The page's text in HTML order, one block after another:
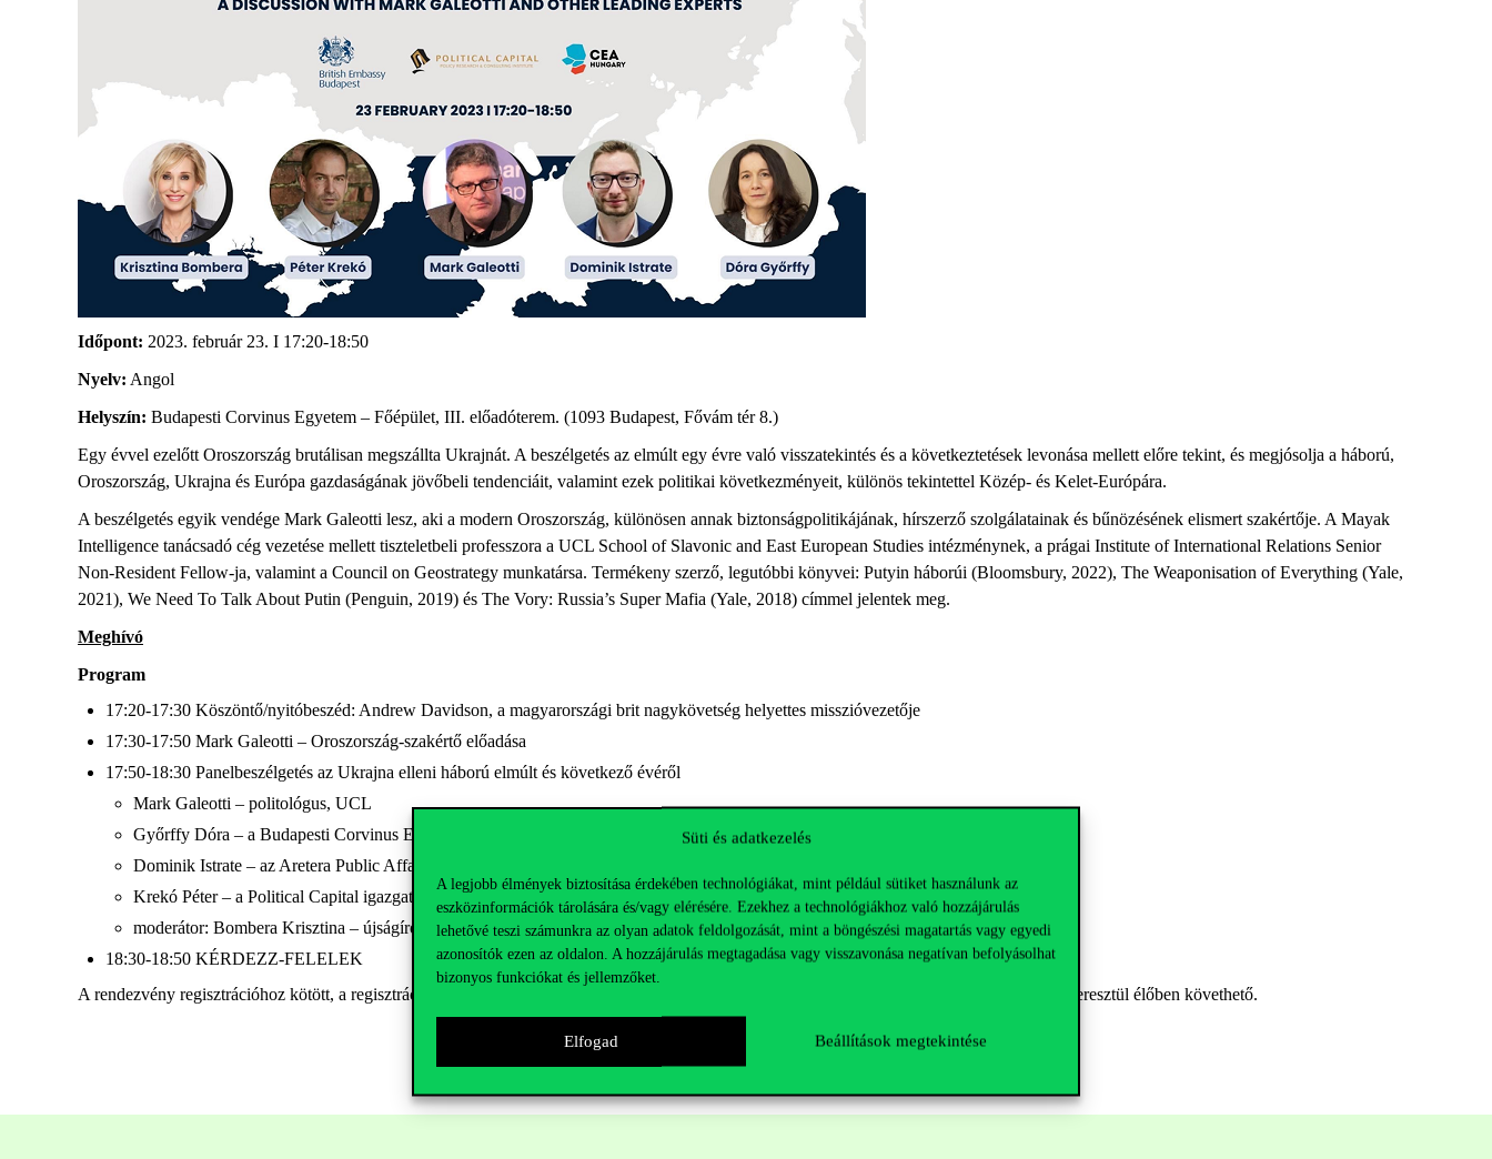
Süti és adatkezelés
A legjobb élmények biztosítása érdekében technológiákat, mint például sütiket használunk az
eszközinformációk tárolására és/vagy elérésére. Ezekhez a technológiákhoz való hozzájárulás
lehetővé teszi számunkra az olyan adatok feldolgozását, mint a böngészési magatartás vagy egyedi
azonosítók ezen az oldalon. A hozzájárulás megtagadása vagy visszavonása negatívan befolyásolhat
bizonyos funkciókat és jellemzőket.
Elfogad Beállítások megtekintése
Időpont: 2023. február 23. I 17:20-18:50
Nyelv: Angol
Helyszín: Budapesti Corvinus Egyetem – Főépület, III. előadóterem. (1093 Budapest, Fővám tér 8.)
Egy évvel ezelőtt Oroszország brutálisan megszállta Ukrajnát. A beszélgetés az elmúlt egy évre való visszatekintés és a következtetések levonása mellett előre tekint, és megjósolja a háború,
Oroszország, Ukrajna és Európa gazdaságának jövőbeli tendenciáit, valamint ezek politikai következményeit, különös tekintettel Közép- és Kelet-Európára.
A beszélgetés egyik vendége Mark Galeotti lesz, aki a modern Oroszország, különösen annak biztonságpolitikájának, hírszerző szolgálatainak és bűnözésének elismert szakértője. A Mayak
Intelligence tanácsadó cég vezetése mellett tiszteletbeli professzora a UCL School of Slavonic and East European Studies intézménynek, a prágai Institute of International Relations Senior
Non-Resident Fellow-ja, valamint a Council on Geostrategy munkatársa. Termékeny szerző, legutóbbi könyvei: Putyin háborúi (Bloomsbury, 2022), The Weaponisation of Everything (Yale,
2021), We Need To Talk About Putin (Penguin, 2019) és The Vory: Russia’s Super Mafia (Yale, 2018) címmel jelentek meg.
Meghívó
Program
17:20-17:30 Köszöntő/nyitóbeszéd: Andrew Davidson, a magyarországi brit nagykövetség helyettes misszióvezetője
17:30-17:50 Mark Galeotti – Oroszország-szakértő előadása
17:50-18:30 Panelbeszélgetés az Ukrajna elleni háború elmúlt és következő évéről
Mark Galeotti – politológus, UCL
Győrffy Dóra – a Budapesti Corvinus Egyetem professzora
Dominik Istrate – az Aretera Public Affairs vezető elemzője, a CEA Hungary alapítója
Krekó Péter – a Political Capital igazgatója, a CEPA főmunkatársa
moderátor: Bombera Krisztina – újságíró
18:30-18:50 KÉRDEZZ-FELELEK
A rendezvény regisztrációhoz kötött, a regisztrációs link a
érhető el. Az esemény a Political Capital Facebook-oldalán keresztül élőben követhető.